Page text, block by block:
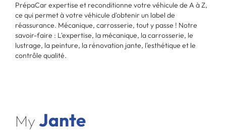
PrépaCar expertise et reconditionne votre véhicule de A à Z,
ce qui permet à votre véhicule d'obtenir un label de
réassurance. Mécanique, carrosserie, tout y passe ! Notre
savoir-faire : L'expertise, la mécanique, la carrosserie, le
lustrage, la peinture, la rénovation jante, l'esthétique et le
contrôle qualité.
My Jante